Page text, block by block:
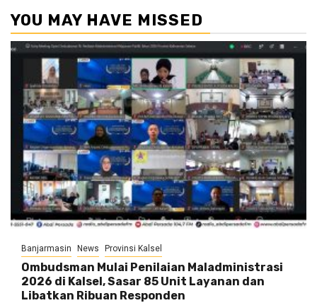
YOU MAY HAVE MISSED
Banjarmasin News Provinsi Kalsel
Ombudsman Mulai Penilaian Maladministrasi
2026 di Kalsel, Sasar 85 Unit Layanan dan
Libatkan Ribuan Responden